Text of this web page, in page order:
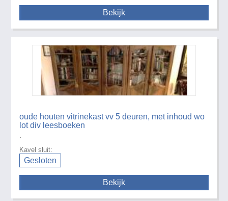
Bekijk
oude houten vitrinekast vv 5 deuren, met inhoud wo
lot div leesboeken
Kavel sluit:
Gesloten
Bekijk